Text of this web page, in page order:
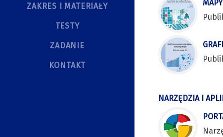
ZAKRES I MATERIAŁY
TESTY
ZADANIE
KONTAKT
NARZĘDZIA I